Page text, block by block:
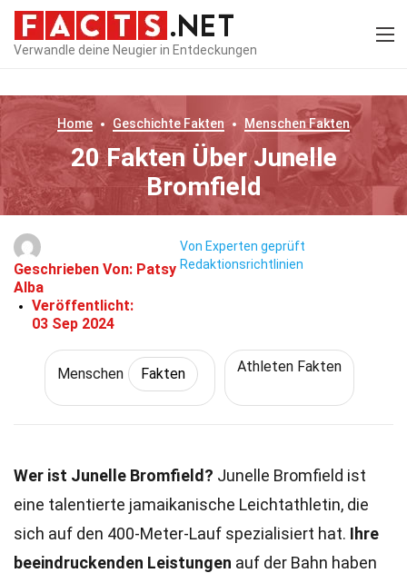
Verwandle deine Neugier in Entdeckungen
Home Geschichte Fakten MenschenFakten
20 Fakten Über Junelle
Bromfield
Geschrieben Von: Patsy
Alba
Veröffentlicht:
03 Sep 2024
Von Experten geprüft
Redaktionsrichtlinien
Menschen Fakten Athleten Fakten
Wer ist Junelle Bromfield? Junelle Bromfield ist
eine talentierte jamaikanische Leichtathletin, die
sich auf den 400-Meter-Lauf spezialisiert hat. Ihre
beeindruckenden Leistungen auf der Bahn haben